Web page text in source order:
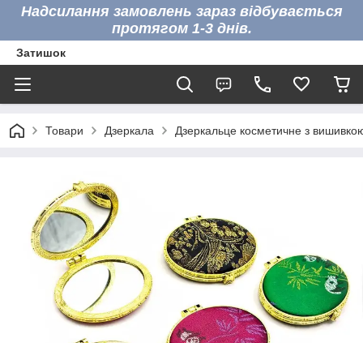
Надсилання замовлень зараз відбувається
протягом 1-3 днів.
Затишок
Товари Дзеркала Дзеркальце косметичне з